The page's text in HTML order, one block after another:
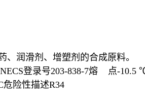
润滑剂、增塑剂的合成原料。
登录号203-838-7熔 点-
险性描述R34